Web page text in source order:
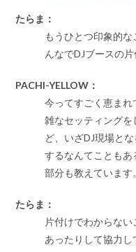
たらま：
もうひとつ印象的
んなでDJブースの
PACHI-YELLOW：
今ってすごく恵ま
雑なセッティング
ど、いざDJ現場と
するなんてことも
部分も教えています。
たらま：
片付けでわからない
あったりして協力し